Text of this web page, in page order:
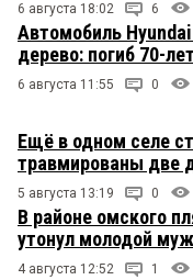
6 августа 18:02 6
Автомобиль
дерево: погиб 70-
6 августа 11:55 0
Ещё в одном селе
травмированы две
5 августа 13:19 0
В районе омского
утонул молодой
4 августа 12:52 1